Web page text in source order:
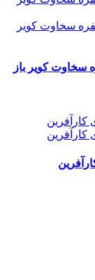
سخاوت کویر باز